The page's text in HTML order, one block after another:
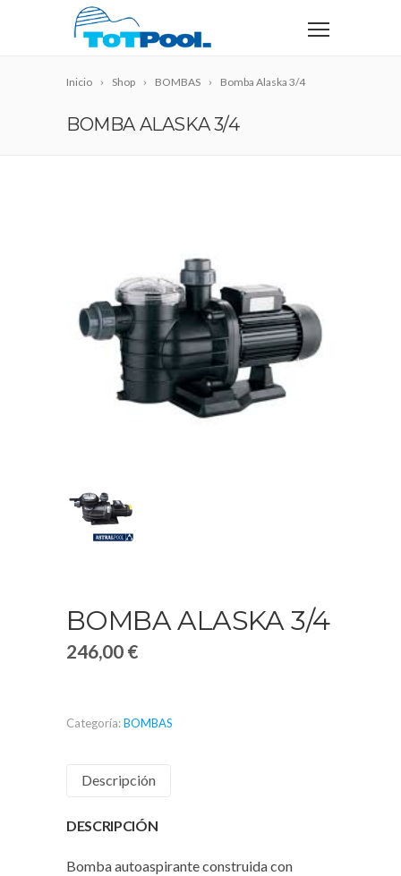
Inicio Shop BOMBAS Bomba Alaska 3/4
BOMBA ALASKA 3/4
BOMBA ALASKA 3/4
246,00 €
Categoría:BOMBAS
Descripción
DESCRIPCIÓN
Bomba autoaspirante construida con